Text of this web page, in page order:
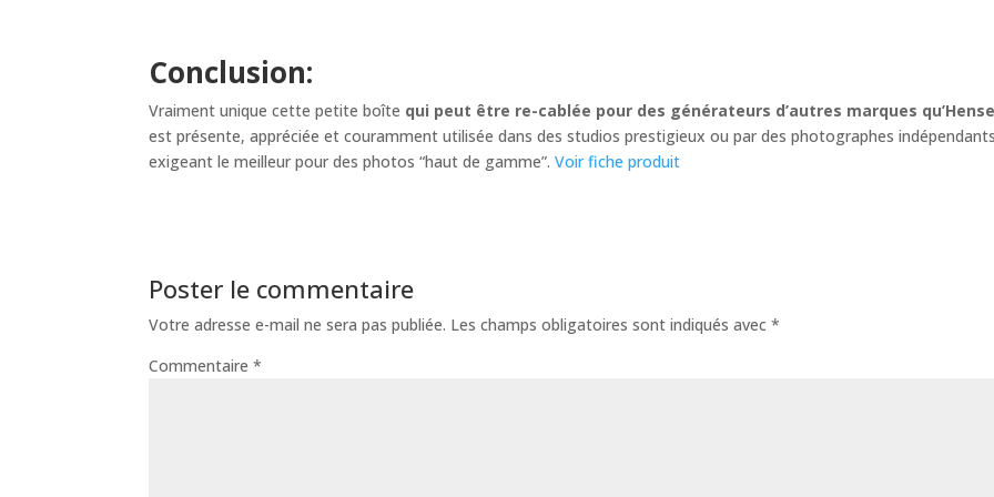
Conclusion:
Vraiment unique cette petite boîte qui peut être re-cablée pour des générateurs d’autres marques
est présente, appréciée et couramment utilisée dans des studios prestigieux ou par des photographes indépendants
exigeant le meilleur pour des photos “haut de gamme”.Voir fiche produit
Poster le commentaire
Votre adresse e-mail ne sera pas publiée. Les champs obligatoires sont indiqués avec*
Commentaire*